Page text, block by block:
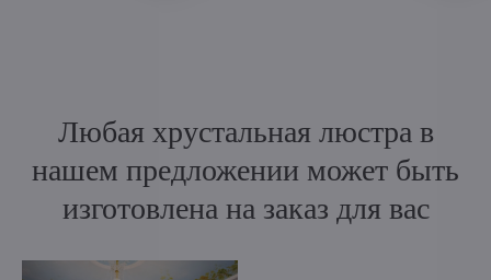
Любая хрустальная люстра в
нашем предложении может быть
изготовлена на заказ для вас